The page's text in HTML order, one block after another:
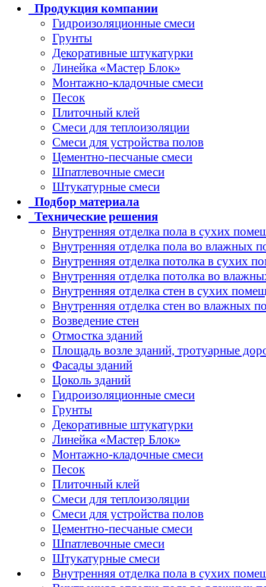
Продукция компании
Гидроизоляционные смеси
Грунты
Декоративные штукатурки
Линейка «Мастер Блок»
Монтажно-кладочные смеси
Песок
Плиточный клей
Смеси для теплоизоляции
Смеси для устройства полов
Цементно-песчаные смеси
Шпатлевочные смеси
Штукатурные смеси
Подбор материала
Технические решения
Внутренняя отделка пола в сухих
Внутренняя отделка пола во влажных
Внутренняя отделка потолка в сухих
Внутренняя отделка потолка во
Внутренняя отделка стен в сухих
Внутренняя отделка стен во влажных
Возведение стен
Отмостка зданий
Площадь возле зданий, тротуарные
Фасады зданий
Цоколь зданий
Гидроизоляционные смеси
Грунты
Декоративные штукатурки
Линейка «Мастер Блок»
Монтажно-кладочные смеси
Песок
Плиточный клей
Смеси для теплоизоляции
Смеси для устройства полов
Цементно-песчаные смеси
Шпатлевочные смеси
Штукатурные смеси
Внутренняя отделка пола в сухих